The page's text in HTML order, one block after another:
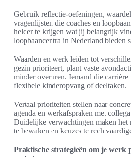
Gebruik reflectie-oefeningen,
vragenlijsten die coaches en
helder te krijgen wat jij belangrijk
loopbaancentra in Nederland bieden
Waarden en werk leiden tot
gezin prioriteert, plant vaste
minder overuren. Iemand die
flexibele kinderopvang of deeltaken.
Vertaal prioriteiten stellen naar
agenda en werkafspraken met
Duidelijke verwachtingen maken het
te bewaken en keuzes te
Praktische strategieën om je werk